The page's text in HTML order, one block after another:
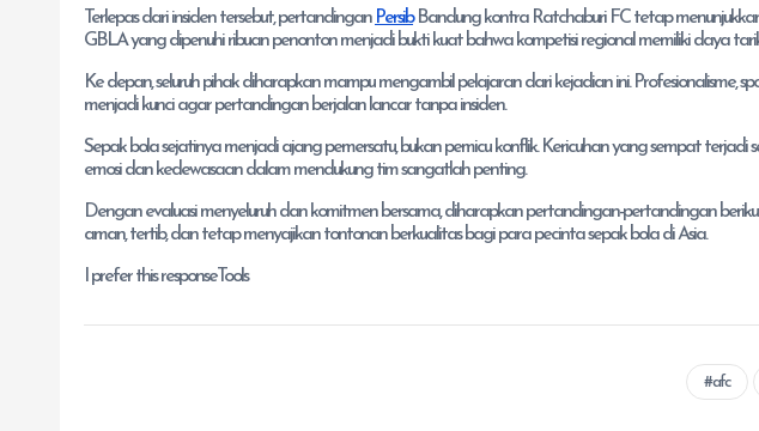
Terlepas dari insiden tersebut, pertandingan PersibBandung kontra Ratchaburi FC tetap
GBLA yang dipenuhi ribuan penonton menjadi bukti kuat bahwa kompetisi regional memiliki daya
Ke depan, seluruh pihak diharapkan mampu mengambil pelajaran dari kejadian ini. Profesionalisme,
menjadi kunci agar pertandingan berjalan lancar tanpa insiden.
Sepak bola sejatinya menjadi ajang pemersatu, bukan pemicu konflik. Kericuhan yang sempat
emosi dan kedewasaan dalam mendukung tim sangatlah penting.
Dengan evaluasi menyeluruh dan komitmen bersama, diharapkan pertandingan-pertandingan
aman, tertib, dan tetap menyajikan tontonan berkualitas bagi para pecinta sepak bola di Asia.
I prefer this responseTools
afc